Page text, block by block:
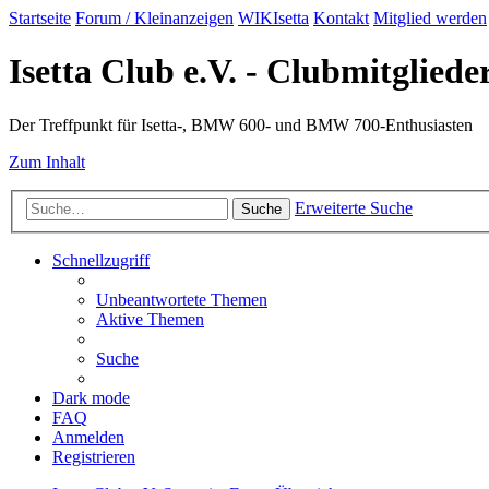
Startseite Forum / Kleinanzeigen WIKIsetta Kontakt Mitglied werden
Isetta Club e.V. -
Der Treffpunkt für Isetta-, BMW 600- und BMW 700-Enthusiasten
Zum Inhalt
Suche Erweiterte Suche
Schnellzugriff
Unbeantwortete Themen
Aktive Themen
Suche
Dark mode
FAQ
Anmelden
Registrieren